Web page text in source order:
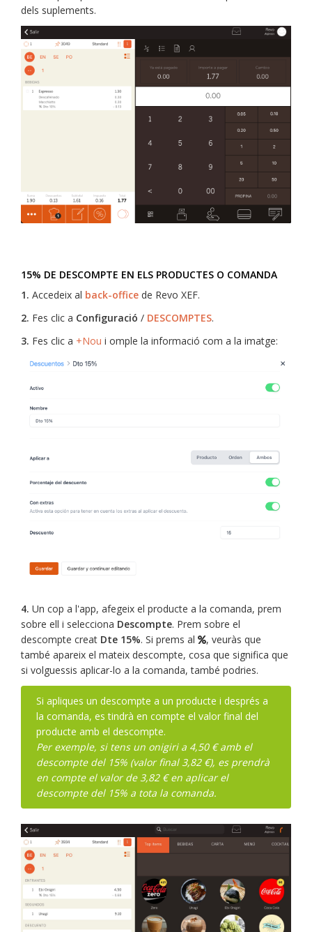
dels suplements.
15% DE DESCOMPTE EN ELS PRODUCTES O COMANDA
1. Accedeix al back-office de Revo XEF.
2. Fes clic a Configuració / DESCOMPTES.
3. Fes clic a +Nou i omple la informació com a la imatge:
4. Un cop a l'app, afegeix el producte a la comanda, prem
sobre ell i selecciona Descompte. Prem sobre el
descompte creat Dte 15%. Si prems al
, veuràs que
també apareix el mateix descompte, cosa que significa que
si volguessis aplicar-lo a la comanda, també podries.
Si apliques un descompte a un producte i després a
la comanda, es tindrà en compte el valor final del
producte amb el descompte.
Per exemple, si tens un onigiri a 4,50 € amb el
descompte del 15% (valor final 3,82 €), es prendrà
en compte el valor de 3,82 € en aplicar el
descompte del 15% a tota la comanda.